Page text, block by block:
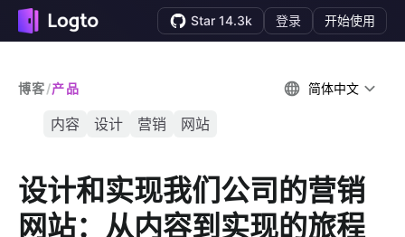
Star 14.3k 登录 开始使用
博客/产品 简体中文
内容 设计 营销 网站
设计和实现我们公司的营销
网站：从内容到实现的旅程